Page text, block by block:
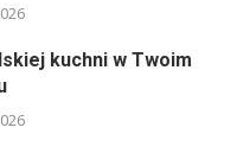
kuchni w Twoim